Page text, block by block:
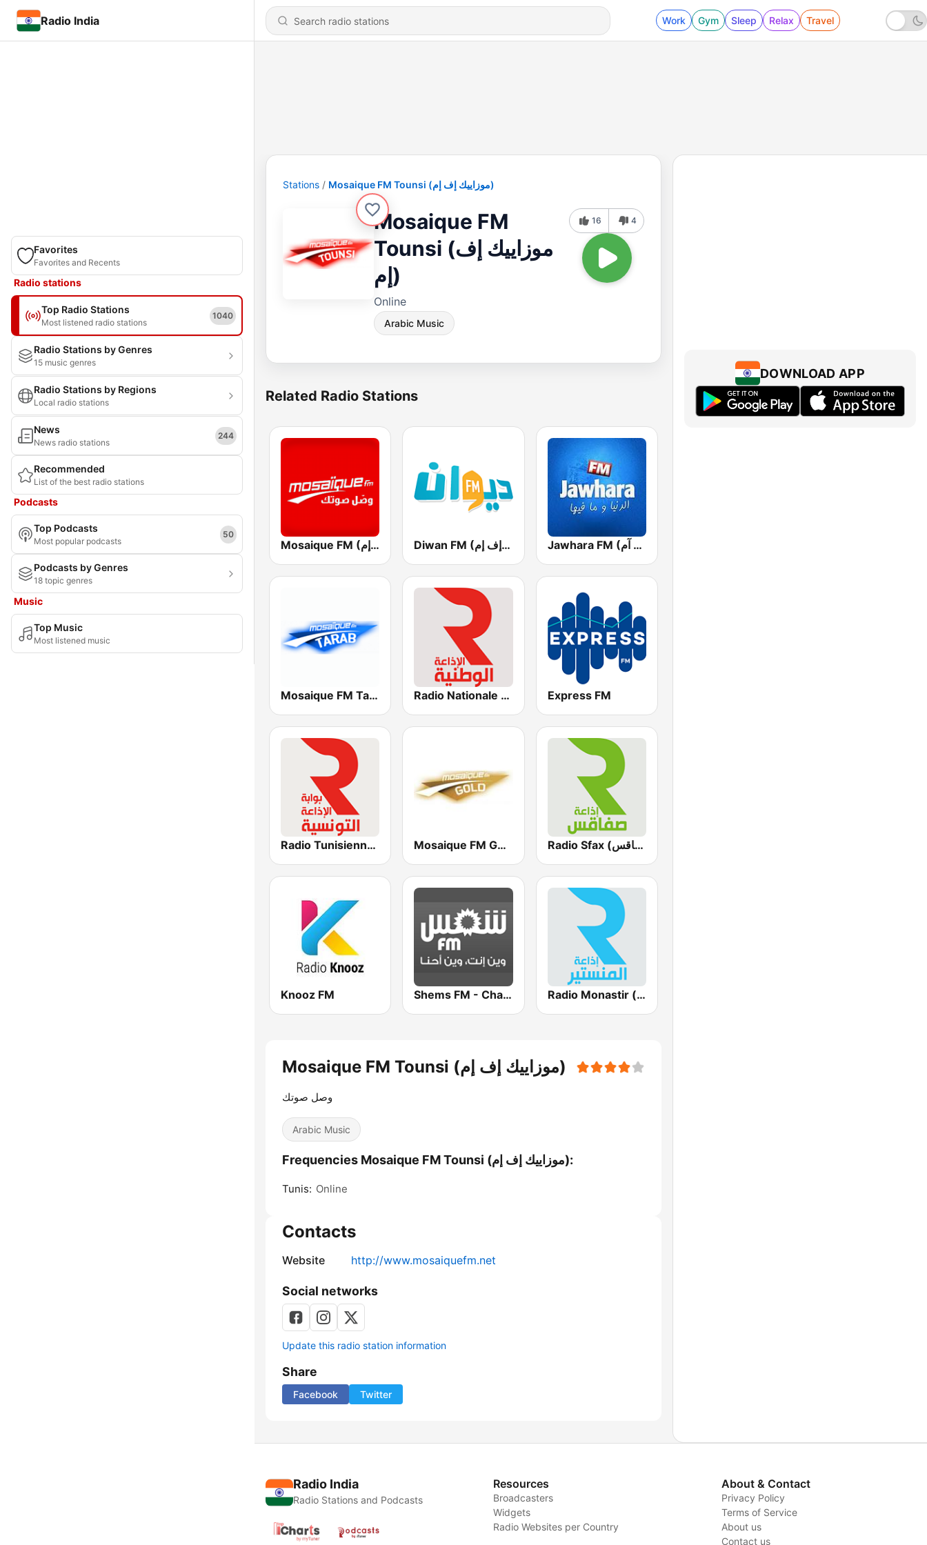
Radio India Work Gym Sleep Relax Travel
Favorites
Favorites and Recents
Radio stations
Top Radio Stations
Most listened radio stations
1040
Radio Stations by Genres
15 music genres
Radio Stations by Regions
Local radio stations
News
News radio stations
244
Recommended
List of the best radio stations
Podcasts
Top Podcasts
Most popular podcasts
50
Podcasts by Genres
18 topic genres
Music
Top Music
Most listened music
Stations Mosaique FM Tounsi (موزاييك إف إم)
Mosaique FM
Tounsi (موزاييك إف
إم)
Online
Arabic Music
16 4
Related Radio Stations
Mosaique FM (موزاييك إف إم) Diwan FM (ديوان إف إم) Jawhara FM (جوهرة أف آم)
Mosaique FM Tarab (موزاييك إف إم) Radio Nationale (الإذاعة الوطنية) Express FM
Radio Tunisienne (الإذاعة الوطنية) Mosaique FM Gold - (موزاييك إف إم) Radio Sfax (إذاعة صفاقس)
Knooz FM Shems FM - Charki (شمس أف أم) Radio Monastir (إذاعة المنستير)
Mosaique FM Tounsi (موزاييك إف إم)
وصل صوتك
Arabic Music
Frequencies Mosaique FM Tounsi (موزاييك إف إم):
Tunis: Online
Contacts
Website http://www.mosaiquefm.net
Social networks
Update this radio station information
Share
Facebook Twitter
DOWNLOAD APP
Radio India
Radio Stations and Podcasts
Resources
Broadcasters
Widgets
Radio Websites per Country
About & Contact
Privacy Policy
Terms of Service
About us
Contact us